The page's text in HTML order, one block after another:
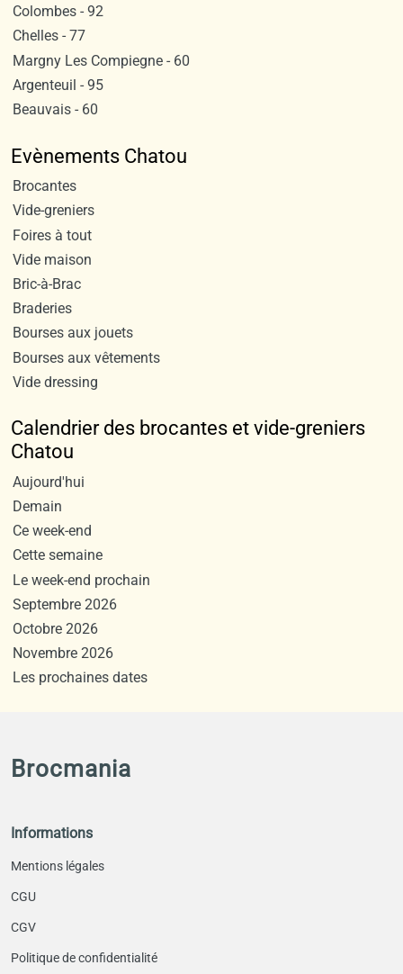
Colombes - 92
Chelles - 77
Margny Les Compiegne - 60
Argenteuil - 95
Beauvais - 60
Evènements Chatou
Brocantes
Vide-greniers
Foires à tout
Vide maison
Bric-à-Brac
Braderies
Bourses aux jouets
Bourses aux vêtements
Vide dressing
Calendrier des brocantes et vide-greniers
Chatou
Aujourd'hui
Demain
Ce week-end
Cette semaine
Le week-end prochain
Septembre 2026
Octobre 2026
Novembre 2026
Les prochaines dates
Brocmania
Informations
Mentions légales
CGU
CGV
Politique de confidentialité